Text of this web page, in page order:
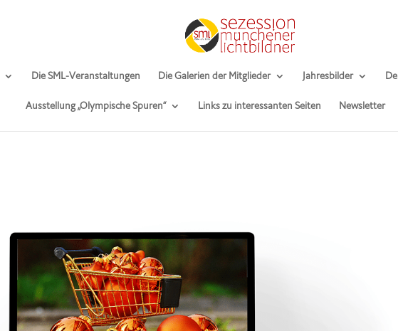
Die SML-Veranstaltungen Die Galerien der Mitglieder Jahresbilder
Ausstellung „Olympische Spuren“ Links zu interessanten Seiten Newsletter